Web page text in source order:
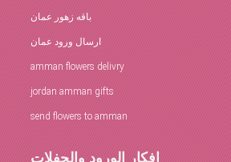
باقه زهور عمان
ارسال ورود عمان
amman flowers delivry
jordan amman gifts
send flowers to amman
افكار الورود والحفلات